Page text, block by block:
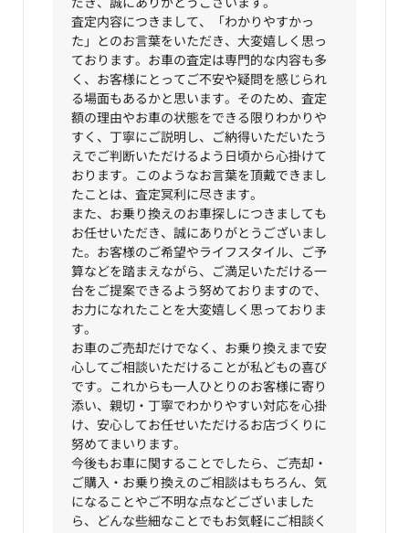
査定内容につきまして、「わかりやすかっ
た」とのお言葉をいただき、大変嬉しく思っ
ております。お車の査定は専門的な内容も多
く、お客様にとってご不安や疑問を感じられ
る場面もあるかと思います。そのため、査定
額の理由やお車の状態をできる限りわかりや
すく、丁寧にご説明し、ご納得いただいたう
えでご判断いただけるよう日頃から心掛けて
おります。このようなお言葉を頂戴できまし
たことは、査定冥利に尽きます。
また、お乗り換えのお車探しにつきましても
お任せいただき、誠にありがとうございまし
た。お客様のご希望やライフスタイル、ご予
算などを踏まえながら、ご満足いただける一
台をご提案できるよう努めておりますので、
お力になれたことを大変嬉しく思っておりま
す。
お車のご売却だけでなく、お乗り換えまで安
心してご相談いただけることが私どもの喜び
です。これからも一人ひとりのお客様に寄り
添い、親切・丁寧でわかりやすい対応を心掛
け、安心してお任せいただけるお店づくりに
努めてまいります。
今後もお車に関することでしたら、ご売却・
ご購入・お乗り換えのご相談はもちろん、気
になることやご不明な点などございました
ら、どんな些細なことでもお気軽にご相談く